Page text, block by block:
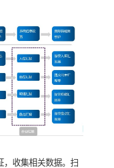
，收集相关数据。扫